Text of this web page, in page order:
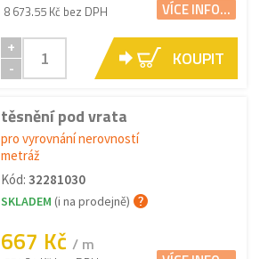
8 673.55 Kč bez DPH VÍCE INFO...
+
-
KOUPIT
těsnění pod vrata
pro vyrovnání nerovností
metráž
Kód: 32281030
SKLADEM (i na prodejně)
667 Kč / m